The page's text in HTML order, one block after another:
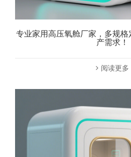
专业家用高压氧舱厂家，多规
产需求！
阅读更多